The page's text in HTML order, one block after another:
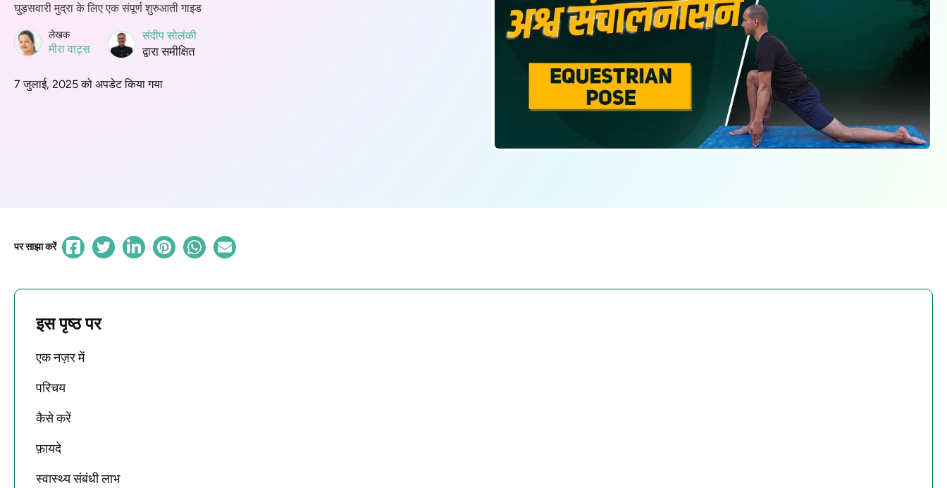
घुड़सवारी मुद्रा के लिए एक संपूर्ण शुरुआती गाइड
लेखक
मीरा वाट्स
संदीप सोलंकी
द्वारा समीक्षित
7 जुलाई, 2025 को अपडेट किया गया
पर साझा करें
इस पृष्ठ पर
एक नज़र में
परिचय
कैसे करें
फ़ायदे
स्वास्थ्य संबंधी लाभ